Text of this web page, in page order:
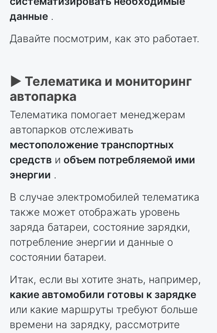
данные .
Давайте посмотрим, как это работает.
► Телематика и мониторинг
автопарка
Телематика помогает менеджерам
автопарков отслеживать
местоположение транспортных
средств и объем потребляемой ими
энергии .
В случае электромобилей телематика
также может отображать уровень
заряда батареи, состояние зарядки,
потребление энергии и данные о
состоянии батареи.
Итак, если вы хотите знать, например,
какие автомобили готовы к зарядке
или какие маршруты требуют больше
времени на зарядку, рассмотрите